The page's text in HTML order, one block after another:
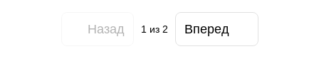
Назад 1из 2 Вперед